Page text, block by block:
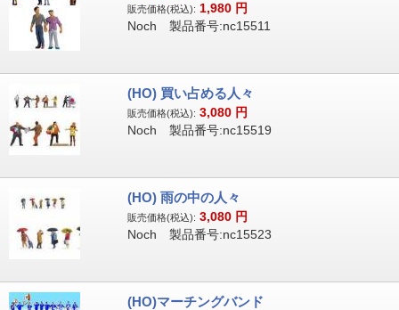
販売価格(税込): 1,980 円
Noch 製品番号:nc15511
(HO) 買い占める人々
販売価格(税込): 3,080 円
Noch 製品番号:nc15519
(HO) 雨の中の人々
販売価格(税込): 3,080 円
Noch 製品番号:nc15523
(HO)マーチングバンド